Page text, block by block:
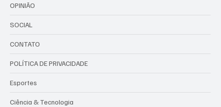
OPINIÃO
SOCIAL
CONTATO
POLÍTICA DE PRIVACIDADE
Esportes
Ciência & Tecnologia